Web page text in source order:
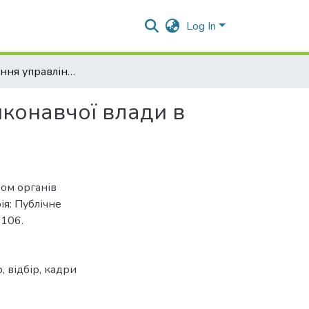
Log In
Удосконалення управління персоналом органів виконавчої влади в Україні
влади в
органів
Публічне
, відбір, кадри